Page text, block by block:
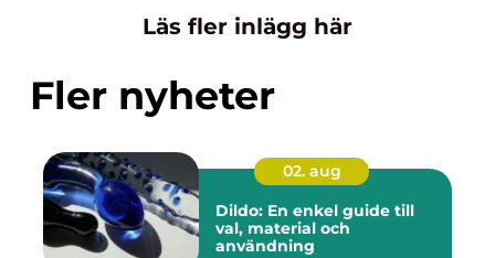
Läs fler inlägg här
Fler nyheter
02. aug
Dildo: En enkel guide till
val, material och
användning